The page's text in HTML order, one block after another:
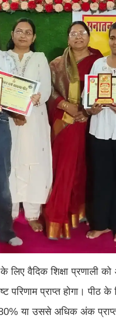
वैदिक शिक्षा प्रणाली
परिणाम प्राप्त होगा।
में 80% या उससे अधिक अंक